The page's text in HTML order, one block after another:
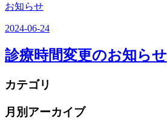
お知らせ
2024-06-24
診療時間変更のお知らせ
カテゴリ
月別アーカイブ